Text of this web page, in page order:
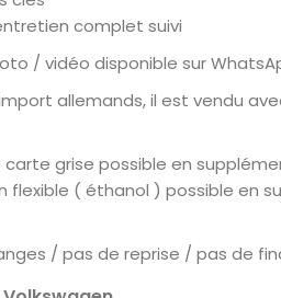
complet suivi
/ vidéo disponible sur
allemands, il est vendu
carte grise possible en
flexible ( éthanol ) possible en
/ pas de reprise / pas de